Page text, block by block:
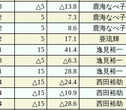
△5 △13.8 鹿海なべ子
5 7.3 鹿海なべ子
5 8.6 鹿海なべ子
5 17.1 亜琉輝
15 41.4 逸見裕一
△5 △6.3 逸見裕一
15 28.8 逸見裕一
△15 △24.4 西田裕助
△15 △19.9 西田裕助
△15 △28.6 西田裕助